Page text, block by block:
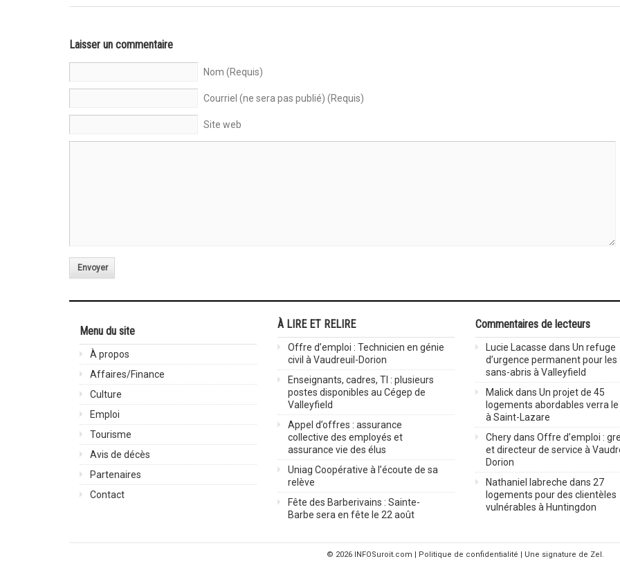
Laisser un commentaire
Nom (Requis)
Courriel (ne sera pas publié) (Requis)
Site web
Envoyer
Menu du site
À propos
Affaires/Finance
Culture
Emploi
Tourisme
Avis de décès
Partenaires
Contact
À LIRE ET RELIRE
Offre d’emploi : Technicien en génie
civil à Vaudreuil-Dorion
Enseignants, cadres, TI : plusieurs
postes disponibles au Cégep de
Valleyfield
Appel d’offres : assurance
collective des employés et
assurance vie des élus
Uniag Coopérative à l’écoute de sa
relève
Fête des Barberivains : Sainte-
Barbe sera en fête le 22 août
Commentaires de lecteurs
Lucie Lacasse dans Un refuge
d’urgence permanent pour les
sans-abris à Valleyfield
Malickdans Un projet de 45
logements abordables verra
à Saint-Lazare
Cherydans Offre d’emploi :
et directeur de service à
Dorion
Nathaniel labreche dans 27
logements pour des clientèles
vulnérables à Huntingdon
© 2026 INFOSuroit.com | Politique de confidentialité | Une signature de Zel.